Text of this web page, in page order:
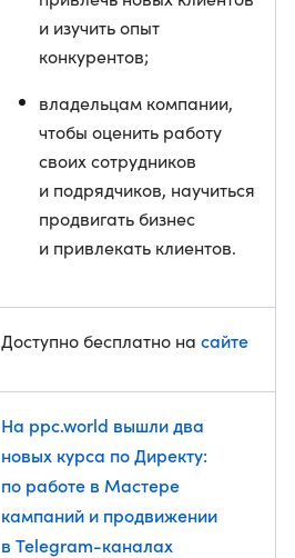
и изучить опыт
конкурентов;
владельцам компании,
чтобы оценить работу
своих сотрудников
и подрядчиков, научиться
продвигать бизнес
и привлекать клиентов.
Доступно бесплатно на сайте
На ppc.world вышли два
новых курса по Директу:
по работе в Мастере
кампаний и продвижении
в Telegram-каналах